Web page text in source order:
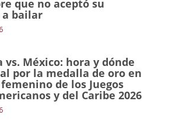
que no aceptó su
bailar
vs. México: hora y dónde
por la medalla de oro en
de los Juegos
y del Caribe 2026